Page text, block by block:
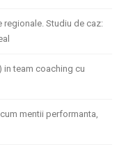
regionale. Studiu de caz:
in team coaching cu
mentii performanta,